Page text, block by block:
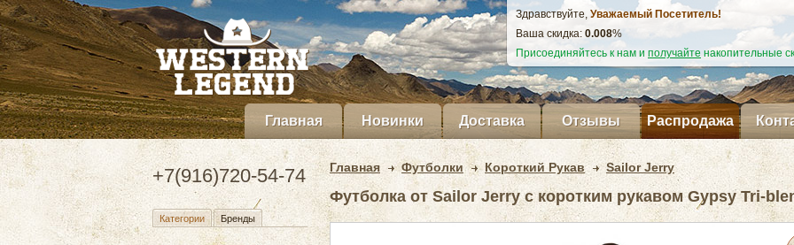
Здравствуйте, Уважаемый Посетитель!
Ваша скидка: 0.009%
Присоединяйтесь к нам и получайте накопительные
Главная Новинки Доставка Отзывы Распродажа
+7(916)720-54-74
Категории Бренды
Главная Футболки Короткий Рукав Sailor Jerry
Футболка от Sailor Jerry с коротким рукавом Gypsy Tri-